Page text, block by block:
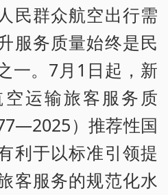
民群众航空出行需
服务质量始终是民
一。7月1日起，新
运输旅客服务质
）推荐性国
利于以标准引领提
客服务的规范化水